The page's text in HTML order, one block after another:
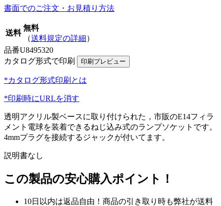
書面でのご注文・お見積り方法
送料
無料
（送料規定の詳細）
品番U8495320
カタログ形式で印刷
*カタログ形式印刷とは
*印刷時にURLを消す
透明アクリル製ベースに取り付けられた，市販のE14フィラ
メント電球を装着できるねじ込み式のランプソケットです。
4mmプラグを接続するジャックが付いてます。
説明書なし
この製品の安心購入ポイント！
10日以内は返品自由！商品の引き取り時も弊社が送料